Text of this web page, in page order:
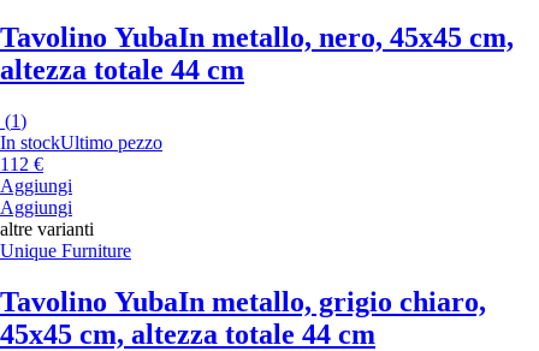
Tavolino YubaIn metallo, nero, 45x45 cm,
altezza totale 44 cm
(1)
In stockUltimo pezzo
112 €
Aggiungi
Aggiungi
altre varianti
Unique Furniture
Tavolino YubaIn metallo, grigio chiaro,
45x45 cm, altezza totale 44 cm